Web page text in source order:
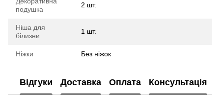
подушка
2 шт.
Ніша для
білизни
1 шт.
Ніжки Без ніжок
Відгуки Доставка Оплата Консультація